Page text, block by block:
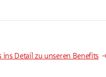
ins Detail zu unseren Benefits